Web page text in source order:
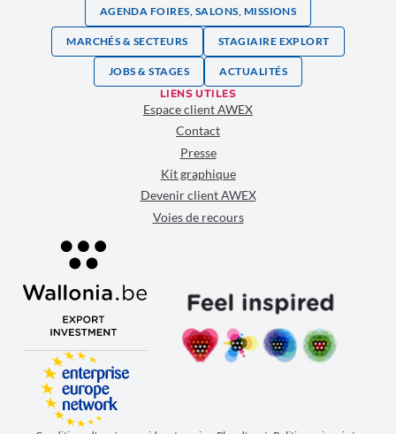
AGENDA FOIRES, SALONS, MISSIONS
MARCHÉS & SECTEURS STAGIAIRE EXPLORT
JOBS & STAGES ACTUALITÉS
LIENS UTILES
Espace client AWEX
Contact
Presse
Kit graphique
Devenir client AWEX
Voies de recours